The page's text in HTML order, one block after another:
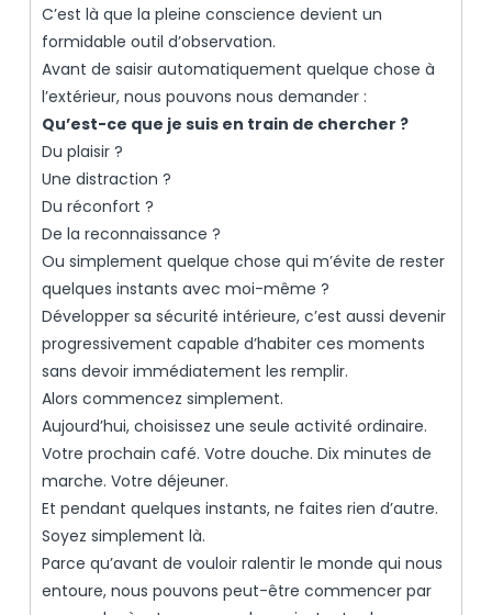
C’est là que la pleine conscience devient un
formidable outil d’observation.
Avant de saisir automatiquement quelque chose à
l’extérieur, nous pouvons nous demander :
Qu’est-ce que je suis en train de chercher ?
Du plaisir ?
Une distraction ?
Du réconfort ?
De la reconnaissance ?
Ou simplement quelque chose qui m’évite de rester
quelques instants avec moi-même ?
Développer sa sécurité intérieure, c’est aussi devenir
progressivement capable d’habiter ces moments
sans devoir immédiatement les remplir.
Alors commencez simplement.
Aujourd’hui, choisissez une seule activité ordinaire.
Votre prochain café. Votre douche. Dix minutes de
marche. Votre déjeuner.
Et pendant quelques instants, ne faites rien d’autre.
Soyez simplement là.
Parce qu’avant de vouloir ralentir le monde qui nous
entoure, nous pouvons peut-être commencer par